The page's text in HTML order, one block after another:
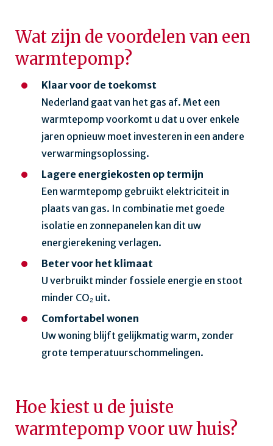
Wat zijn de voordelen van een
warmtepomp?
Klaar voor de toekomst
Nederland gaat van het gas af. Met een
warmtepomp voorkomt u dat u over enkele
jaren opnieuw moet investeren in een andere
verwarmingsoplossing.
Lagere energiekosten op termijn
Een warmtepomp gebruikt elektriciteit in
plaats van gas. In combinatie met goede
isolatie en zonnepanelen kan dit uw
energierekening verlagen.
Beter voor het klimaat
U verbruikt minder fossiele energie en stoot
minder CO₂ uit.
Comfortabel wonen
Uw woning blijft gelijkmatig warm, zonder
grote temperatuurschommelingen.
Hoe kiest u de juiste
warmtepomp voor uw huis?